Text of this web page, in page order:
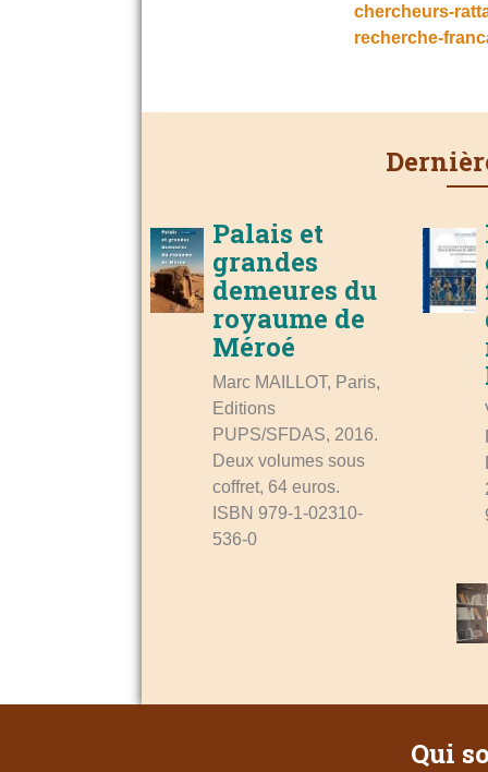
chercheurs-
recherche-
Palais et
grandes
demeures du
royaume de
Méroé
Marc MAILLOT, Paris,
Editions
PUPS/SFDAS, 2016.
Deux volumes sous
coffret, 64 euros.
ISBN 979-1-02310-
536-0
Qui